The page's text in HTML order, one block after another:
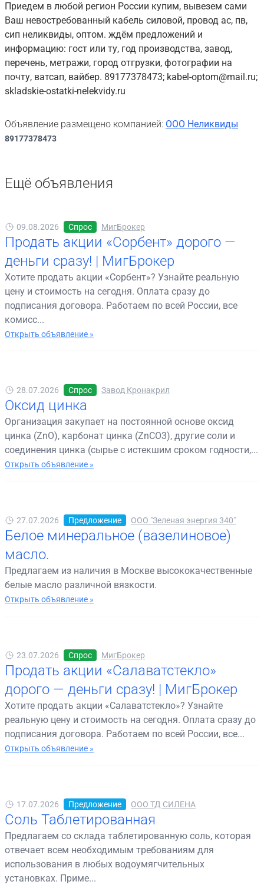
Приедем в любой регион России купим, вывезем сами
Ваш невостребованный кабель силовой, провод ас, пв,
сип неликвиды, оптом. ждём предложений и
информацию: гост или ту, год производства, завод,
перечень, метражи, город отгрузки, фотографии на
почту, ватсап, вайбер. 89177378473; kabel-optom@mail.ru;
skladskie-ostatki-nelekvidy.ru
Объявление размещено компанией: ООО Неликвиды
89177378473
Ещё объявления
09.08.2026 Спрос МигБрокер
Продать акции «Сорбент» дорого —
деньги сразу! | МигБрокер
Хотите продать акции «Сорбент»? Узнайте реальную
цену и стоимость на сегодня. Оплата сразу до
подписания договора. Работаем по всей России, все
комисс...
Открыть объявление »
28.07.2026 Спрос Завод Кронакрил
Оксид цинка
Организация закупает на постоянной основе оксид
цинка (ZnO), карбонат цинка (ZnCO3), другие соли и
соединения цинка (сырье с истекшим сроком годности,...
Открыть объявление »
27.07.2026 Предложение ООО "Зеленая энергия 340"
Белое минеральное (вазелиновое)
масло.
Предлагаем из наличия в Москве высококачественные
белые масло различной вязкости.
Открыть объявление »
23.07.2026 Спрос МигБрокер
Продать акции «Салаватстекло»
дорого — деньги сразу! | МигБрокер
Хотите продать акции «Салаватстекло»? Узнайте
реальную цену и стоимость на сегодня. Оплата сразу до
подписания договора. Работаем по всей России, все...
Открыть объявление »
17.07.2026 Предложение ООО ТД СИЛЕНА
Соль Таблетированная
Предлагаем со склада таблетированную соль, которая
отвечает всем необходимым требованиям для
использования в любых водоумягчительных
установках. Приме...